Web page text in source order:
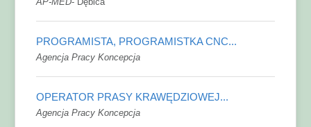
PROGRAMISTA, PROGRAMISTKA CNC...
Agencja Pracy Koncepcja
OPERATOR PRASY KRAWĘDZIOWEJ...
Agencja Pracy Koncepcja